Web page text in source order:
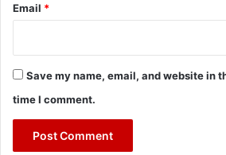
Email *
Save my name, email, and website in
time I comment.